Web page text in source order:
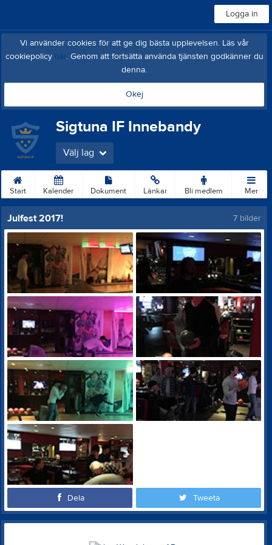
Logga in
Vi använder cookies för att ge dig bästa upplevelsen. Läs vår
cookiepolicy här. Genom att fortsätta använda tjänsten godkänner du
denna.
Okej
Sigtuna IF Innebandy
Välj lag
Start Kalender Dokument Länkar Bli medlem Mer
Julfest 2017! 7 bilder
Dela Tweeta